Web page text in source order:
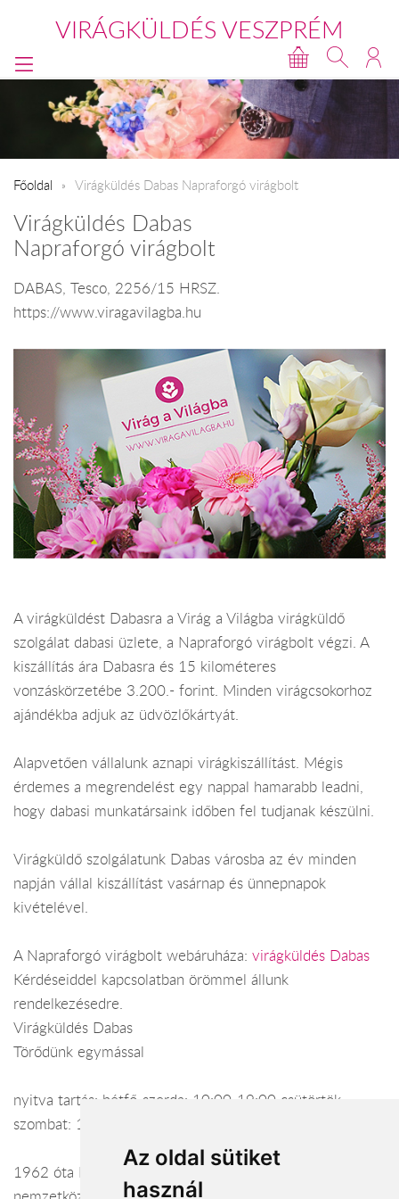
Az oldal sütiket
használ
VIRÁGKÜLDÉS VESZPRÉM
Főoldal Virágküldés Dabas Napraforgó virágbolt
Virágküldés Dabas
Napraforgó virágbolt
DABAS, Tesco, 2256/15 HRSZ.
https://www.viragavilagba.hu
A virágküldést Dabasra a Virág a Világba virágküldő
szolgálat dabasi üzlete, a Napraforgó virágbolt végzi. A
kiszállítás ára Dabasra és 15 kilométeres
vonzáskörzetébe 3.200.- forint. Minden virágcsokorhoz
ajándékba adjuk az üdvözlőkártyát.
Alapvetően vállalunk aznapi virágkiszállítást. Mégis
érdemes a megrendelést egy nappal hamarabb leadni,
hogy dabasi munkatársaink időben fel tudjanak készülni.
Virágküldő szolgálatunk Dabas városba az év minden
napján vállal kiszállítást vasárnap és ünnepnapok
kivételével.
A Napraforgó virágbolt webáruháza: virágküldés Dabas
Kérdéseiddel kapcsolatban örömmel állunk
rendelkezésedre.
Virágküldés Dabas
Törődünk egymással
nyitva tartás: hétfő-szerda: 10:00-19:00 csütörtök-
szombat: 10:00-20:00 vasárnap: 10:00-18:00
1962 óta Lakatosék virágai Önökért! Belföldi és